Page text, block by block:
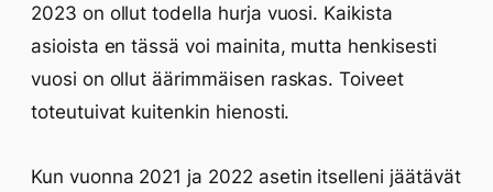
2023 on ollut todella hurja vuosi. Kaikista
asioista en tässä voi mainita, mutta henkisesti
vuosi on ollut äärimmäisen raskas. Toiveet
toteutuivat kuitenkin hienosti.
Kun vuonna 2021 ja 2022 asetin itselleni jäätävät